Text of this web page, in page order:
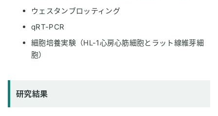
ウェスタンブロッティング
qRT-PCR
細胞培養実験（HL-1心房心筋細胞とラット線維芽細
胞）
研究結果